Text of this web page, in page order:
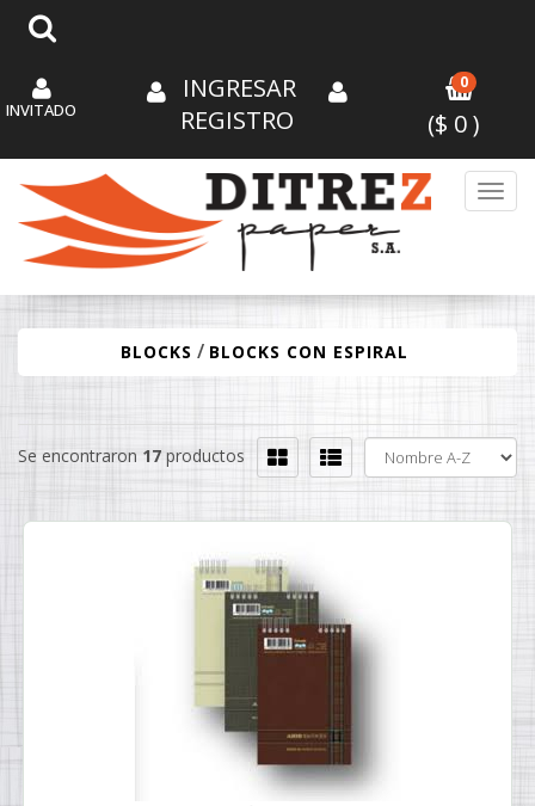
INVITADO
INGRESAR
REGISTRO
0
($ 0)
BLOCKS / BLOCKS CON ESPIRAL
Se encontraron 17 productos